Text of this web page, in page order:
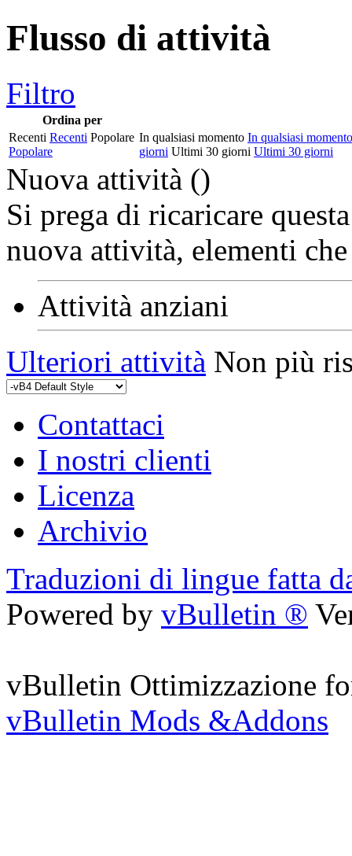
Flusso di attività
Filtro
Ordina per
Recenti Recenti Popolare
Popolare
In qualsiasi momento In qualsiasi momento
giorni Ultimi 30 giorni Ultimi 30 giorni
Nuova attività ()
Si prega di ricaricare
nuova attività, elementi
Attività anziani
Ulteriori attività Non più
Contattaci
I nostri clienti
Licenza
Archivio
Traduzioni di lingue fatta
Powered by vBulletin ®
vBulletin Ottimizzazione
vBulletin Mods &Addons